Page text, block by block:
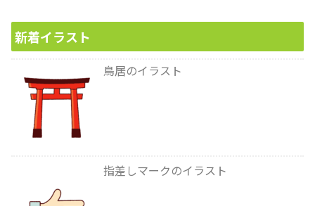
新着イラスト
鳥居のイラスト
指差しマークのイラスト